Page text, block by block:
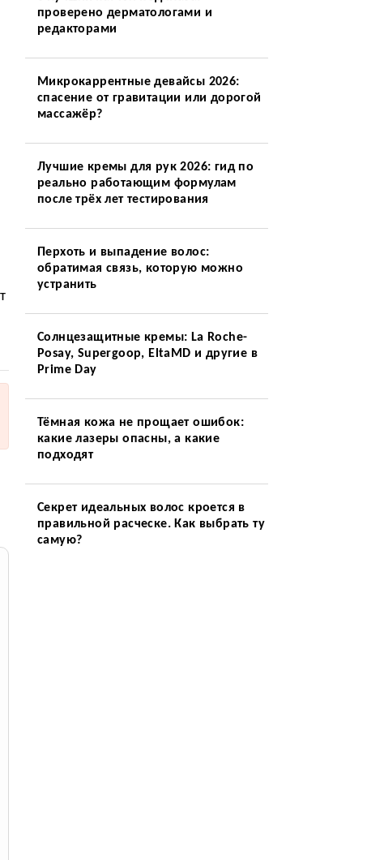
проверено дерматологами и
редакторами
Микрокаррентные девайсы 2026:
спасение от гравитации или дорогой
массажёр?
Лучшие кремы для рук 2026: гид по
реально работающим формулам
после трёх лет тестирования
Перхоть и выпадение волос:
обратимая связь, которую можно
устранить
Солнцезащитные кремы: La Roche-
Posay, Supergoop, EltaMD и другие в
Prime Day
Тёмная кожа не прощает ошибок:
какие лазеры опасны, а какие
подходят
Секрет идеальных волос кроется в
правильной расческе. Как выбрать ту
самую?